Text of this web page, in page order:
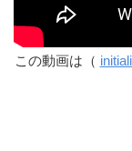
この動画は（